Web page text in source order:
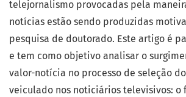
telejornalismo provocadas pela
notícias estão sendo produzidas
pesquisa de doutorado. Este artigo é
e tem como objetivo analisar o
valor-notícia no processo de seleção
veiculado nos noticiários televisivos: o